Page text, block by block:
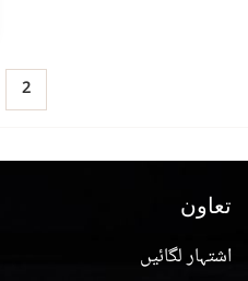
2
تعاون
اشتہار لگائیں